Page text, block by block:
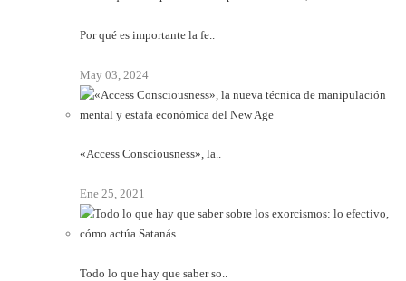
Por qué es importante la fe..
May 03, 2024
«Access Consciousness», la..
Ene 25, 2021
Todo lo que hay que saber so..